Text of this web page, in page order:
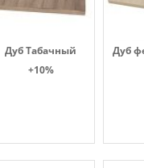
Дуб Табачный
+10%
Дуб